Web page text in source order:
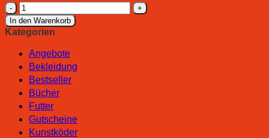
Rapala
Zange
Pince
Anneau
BR
Magnet
Menge
In den Warenkorb
Kategorien
Angebote
Bekleidung
Bestseller
Bücher
Futter
Gutscheine
Kunstköder